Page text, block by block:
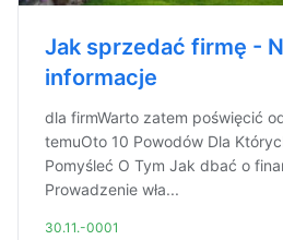
Jak sprzedać firmę -
informacje
dla firmWarto zatem poświęcić
temuOto 10 Powodów Dla
Pomyśleć O Tym Jak dbać o
Prowadzenie wła...
30.11.-0001